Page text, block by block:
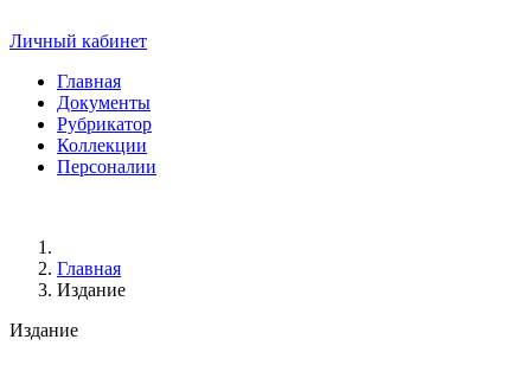
Личный кабинет
Главная
Документы
Рубрикатор
Коллекции
Персоналии
Главная
Издание
Издание